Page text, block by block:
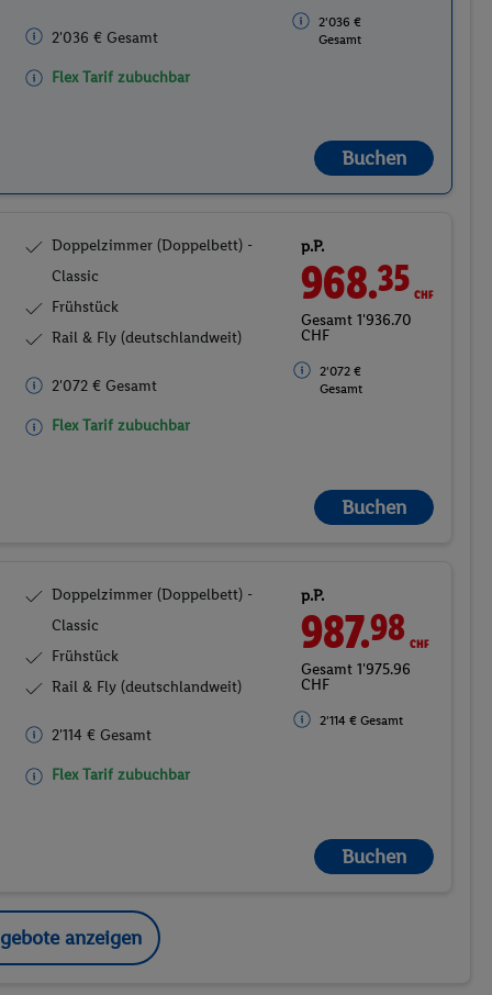
2'036 € Gesamt
Flex Tarif zubuchbar
2'036 €
Gesamt
Buchen
Doppelzimmer (Doppelbett) -
Classic
Frühstück
Rail & Fly (deutschlandweit)
2'072 € Gesamt
Flex Tarif zubuchbar
p.P.
968.35CHF
Gesamt 1'936.70
CHF
2'072 €
Gesamt
Buchen
Doppelzimmer (Doppelbett) -
Classic
Frühstück
Rail & Fly (deutschlandweit)
2'114 € Gesamt
Flex Tarif zubuchbar
p.P.
987.98CHF
Gesamt 1'975.96
CHF
2'114 € Gesamt
Buchen
anzeigen